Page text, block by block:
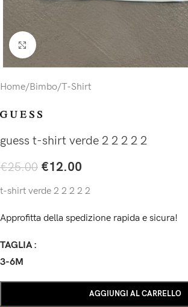
Click to enlarge
Home/Bimbo/T-Shirt
guess t-shirt verde 2 2 2 2 2
€25.00 €12.00
t-shirt verde 2 2 2 2 2
Approfitta della spedizione rapida e sicura!
TAGLIA
3-6M
AGGIUNGI AL CARRELLO